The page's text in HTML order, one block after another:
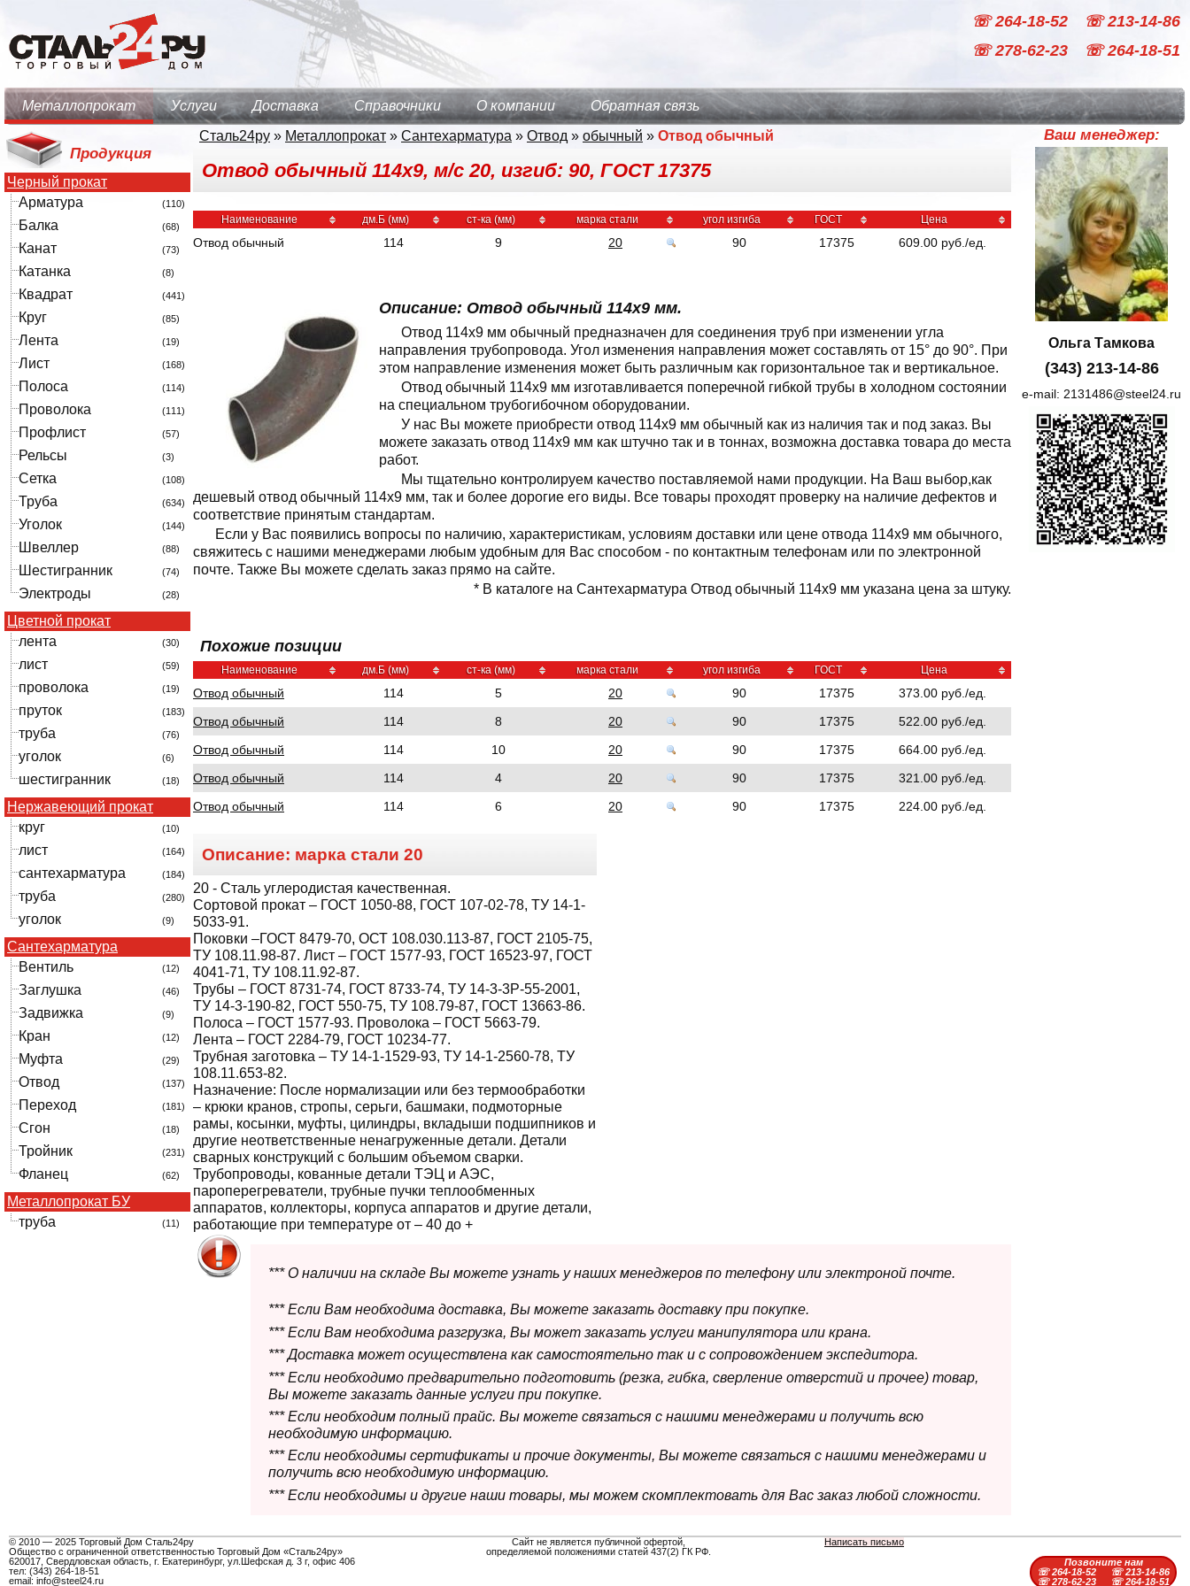
☏ 264-18-52
☏ 213-14-86
☏ 278-62-23
☏ 264-18-51
Металлопрокат Услуги Доставка Справочники О компании Обратная связь
Продукция
Черный прокат
Арматура
(110)
Балка (68)
Канат (73)
Катанка (8)
Квадрат (441)
Круг (85)
Лента (19)
Лист (168)
Полоса (114)
Проволока (111)
Профлист (57)
Рельсы (3)
Сетка (108)
Труба (634)
Уголок (144)
Швеллер (88)
Шестигранник (74)
Электроды (28)
Цветной прокат
лента
(30)
лист (59)
проволока (19)
пруток (183)
труба (76)
уголок (6)
шестигранник (18)
Нержавеющий прокат
круг
(10)
лист (164)
сантехарматура (184)
труба (280)
уголок (9)
Сантехарматура
Вентиль
(12)
Заглушка (46)
Задвижка (9)
Кран (12)
Муфта (29)
Отвод (137)
Переход (181)
Сгон (18)
Тройник (231)
Фланец (62)
Металлопрокат БУ
труба
(11)
Сталь24ру » Металлопрокат » Сантехарматура » Отвод » обычный » Отвод обычный
Отвод обычный 114х9, м/с 20, изгиб: 90, ГОСТ 17375
Наименование дм.Б (мм) ст-ка (мм) марка стали угол изгиба ГОСТ Цена
Отвод обычный 114 9 20 90 17375 609.00 руб./ед.
Описание: Отвод обычный 114x9 мм.
Отвод 114x9 мм обычный предназначен для соединения труб при изменении угла
направления трубопровода. Угол изменения направления может составлять от 15° до 90°. При
этом направление изменения может быть различным как горизонтальное так и вертикальное.
Отвод обычный 114x9 мм изготавливается поперечной гибкой трубы в холодном состоянии
на специальном трубогибочном оборудовании.
У нас Вы можете приобрести отвод 114x9 мм обычный как из наличия так и под заказ. Вы
можете заказать отвод 114x9 мм как штучно так и в тоннах, возможна доставка товара до места
работ.
Мы тщательно контролируем качество поставляемой нами продукции. На Ваш выбор,как
дешевый отвод обычный 114x9 мм, так и более дорогие его виды. Все товары проходят проверку на наличие дефектов и
соответствие принятым стандартам.
Если у Вас появились вопросы по наличию, характеристикам, условиям доставки или цене отвода 114x9 мм обычного,
свяжитесь с нашими менеджерами любым удобным для Вас способом - по контактным телефонам или по электронной
почте. Также Вы можете сделать заказ прямо на сайте.
* В каталоге на Сантехарматура Отвод обычный 114x9 мм указана цена за штуку.
Похожие позиции
Наименование дм.Б (мм) ст-ка (мм) марка стали угол изгиба ГОСТ Цена
Отвод обычный 114 5 20 90 17375
373.00 руб./ед.
Отвод обычный
114 8 20 90 17375
522.00 руб./ед.
Отвод обычный
114 10 20 90 17375
664.00 руб./ед.
Отвод обычный
114 4 20 90 17375
321.00 руб./ед.
Отвод обычный
114 6 20 90 17375 224.00 руб./ед.
Описание: марка стали 20
20 - Сталь углеродистая качественная.
Сортовой прокат – ГОСТ 1050-88, ГОСТ 107-02-78, ТУ 14-1-
5033-91.
Поковки –ГОСТ 8479-70, ОСТ 108.030.113-87, ГОСТ 2105-75,
ТУ 108.11.98-87. Лист – ГОСТ 1577-93, ГОСТ 16523-97, ГОСТ
4041-71, ТУ 108.11.92-87.
Трубы – ГОСТ 8731-74, ГОСТ 8733-74, ТУ 14-3-3Р-55-2001,
ТУ 14-3-190-82, ГОСТ 550-75, ТУ 108.79-87, ГОСТ 13663-86.
Полоса – ГОСТ 1577-93. Проволока – ГОСТ 5663-79.
Лента – ГОСТ 2284-79, ГОСТ 10234-77.
Трубная заготовка – ТУ 14-1-1529-93, ТУ 14-1-2560-78, ТУ
108.11.653-82.
Назначение: После нормализации или без термообработки
– крюки кранов, стропы, серьги, башмаки, подмоторные
рамы, косынки, муфты, цилиндры, вкладыши подшипников и
другие неответственные ненагруженные детали. Детали
сварных конструкций с большим объемом сварки.
Трубопроводы, кованные детали ТЭЦ и АЭС,
пароперегреватели, трубные пучки теплообменных
аппаратов, коллекторы, корпуса аппаратов и другие детали,
работающие при температуре от – 40 до +
*** О наличии на складе Вы можете узнать у наших менеджеров по телефону или электроной почте.
*** Если Вам необходима доставка, Вы можете заказать доставку при покупке.
*** Если Вам необходима разгрузка, Вы может заказать услуги манипулятора или крана.
*** Доставка может осуществлена как самостоятельно так и с сопровождением экспедитора.
*** Если необходимо предварительно подготовить (резка, гибка, сверление отверстий и прочее) товар,
Вы можете заказать данные услуги при покупке.
*** Если необходим полный прайс. Вы можете связаться с нашими менеджерами и получить всю
необходимую информацию.
*** Если необходимы сертификаты и прочие документы, Вы можете связаться с нашими менеджерами и
получить всю необходимую информацию.
*** Если необходимы и другие наши товары, мы можем скомплектовать для Вас заказ любой сложности.
Ваш менеджер:
Ольга Тамкова
(343) 213-14-86
e-mail: 2131486@steel24.ru
© 2010 — 2025 Торговый Дом Сталь24ру
Общество с ограниченной ответственностью Торговый Дом «Сталь24ру»
620017, Свердловская область, г. Екатеринбург, ул.Шефская д. 3 г, офис 406
тел: (343) 264-18-51
email: info@steel24.ru
Сайт не является публичной офертой,
определяемой положениями статей 437(2) ГК РФ.
Написать письмо
Позвоните нам
☏ 264-18-52
☏ 213-14-86
☏ 278-62-23
☏ 264-18-51